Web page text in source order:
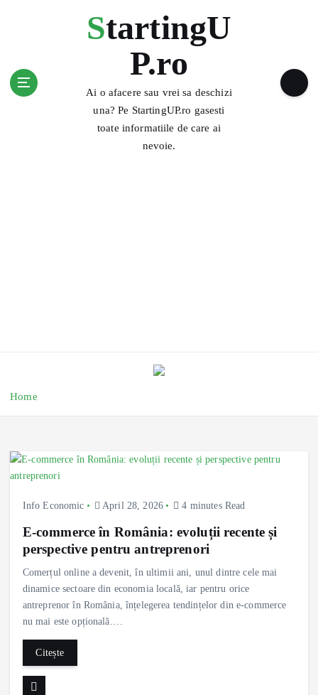
StartingU
P.ro
Ai o afacere sau vrei sa deschizi
una? Pe StartingUP.ro gasesti
toate informatiile de care ai
nevoie.
Home
Info Economic April 28, 2026 4 minutes Read
E-commerce în România: evoluții recente și
perspective pentru antreprenori
Comerțul online a devenit, în ultimii ani, unul dintre cele mai
dinamice sectoare din economia locală, iar pentru orice
antreprenor în România, înțelegerea tendințelor din e-commerce
nu mai este opțională.…
Citește